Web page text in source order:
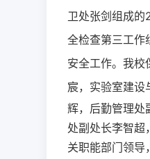
卫处张剑组成的
全检查第三工作
安全工作。我校
宸， 实验室建设
辉，后勤管理处
处副处长李智超，
关职能部门领导